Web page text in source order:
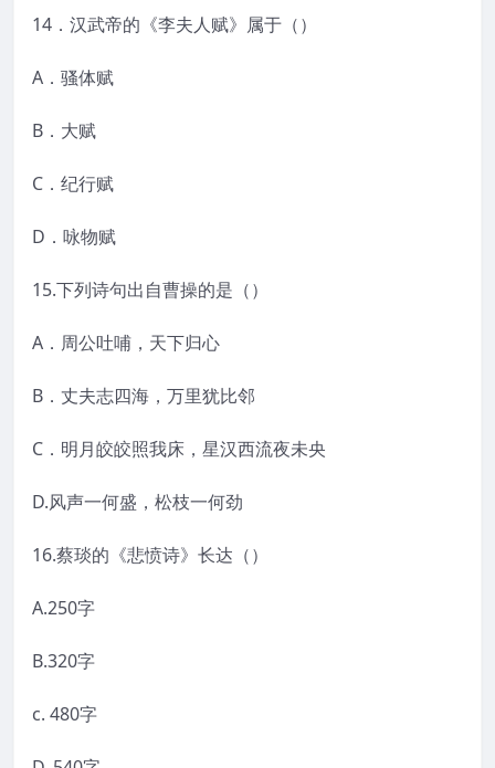
14．汉武帝的《李夫人赋》属于（）
A．骚体赋
B．大赋
C．纪行赋
D．咏物赋
15.下列诗句出自曹操的是（）
A．周公吐哺，天下归心
B．丈夫志四海，万里犹比邻
C．明月皎皎照我床，星汉西流夜未央
D.风声一何盛，松枝一何劲
16.蔡琰的《悲愤诗》长达（）
A.250字
B.320字
c. 480字